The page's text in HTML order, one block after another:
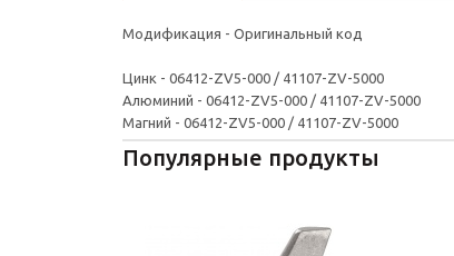
Модификация - Оригинальный код
Цинк - 06412-ZV5-000 / 41107-ZV-5000
Алюминий - 06412-ZV5-000 / 41107-ZV-5000
Магний - 06412-ZV5-000 / 41107-ZV-5000
Популярные продукты